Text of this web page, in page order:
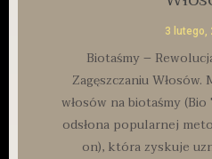
3 lutego,
Biotaśmy –
Zagęszczaniu Włosów.
włosów na biotaśmy
odsłona popularnej
on), która zyskuje